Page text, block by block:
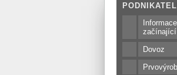
začínající
Dovoz